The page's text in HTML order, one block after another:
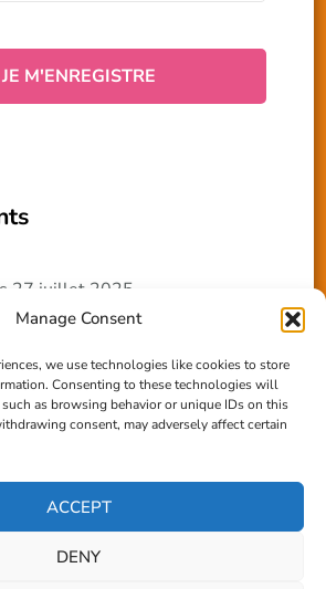
Manage Consent
we use technologies like cookies to store
Consenting to these technologies will
as browsing behavior or unique IDs on this
consent, may adversely affect certain
ACCEPT
DENY
27 juillet 2025
terre-paille
Terre Paille 6/7/24